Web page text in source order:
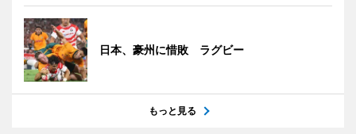
日本、豪州に惜敗 ラグビー
もっと見る